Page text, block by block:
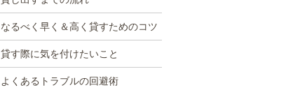
なるべく早く＆高く貸すためのコツ
貸す際に気を付けたいこと
よくあるトラブルの回避術